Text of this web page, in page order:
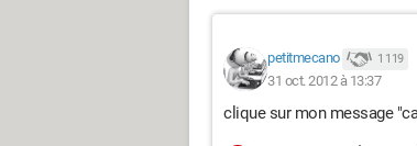
petitmecano 1 119
31 oct. 2012 à 13:37
clique sur mon message